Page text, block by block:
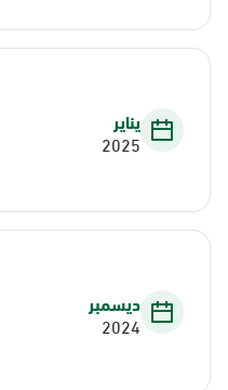
يناير
2025
ديسمبر
2024